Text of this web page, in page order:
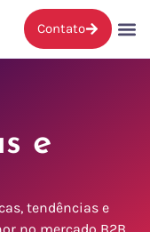
Contato
e
tendências e